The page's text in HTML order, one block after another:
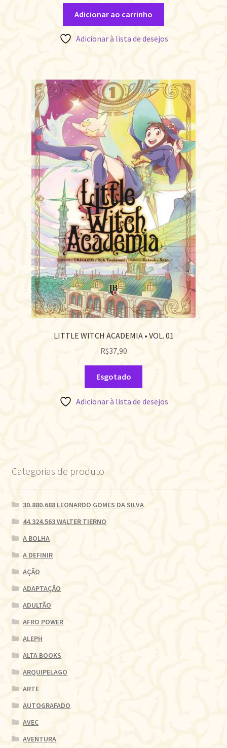
Adicionar ao carrinho
Adicionar à lista de desejos
LITTLE WITCH ACADEMIA • VOL. 01
R$37,90
Esgotado
Adicionar à lista de desejos
Categorias de produto
30.880.688 LEONARDO GOMES DA SILVA
44.324.563 WALTER TIERNO
A BOLHA
A DEFINIR
AÇÃO
ADAPTAÇÃO
ADULTÃO
AFRO POWER
ALEPH
ALTA BOOKS
ARQUIPELAGO
ARTE
AUTOGRAFADO
AVEC
AVENTURA